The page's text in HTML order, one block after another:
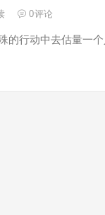
0评论
的行动中去估量一